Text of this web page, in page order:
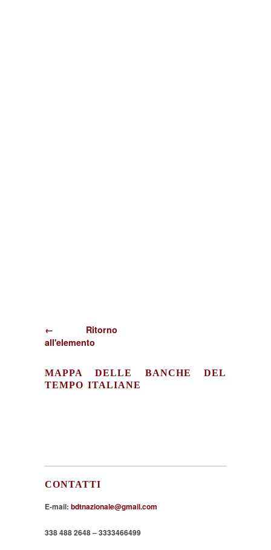
← Ritorno
all'elemento
MAPPA DELLE BANCHE DEL
TEMPO ITALIANE
CONTATTI
E-mail: bdtnazionale@gmail.com
338 488 2648 – 3333466499